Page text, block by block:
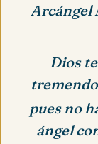
Arcángel
Dios
pues no
ángel